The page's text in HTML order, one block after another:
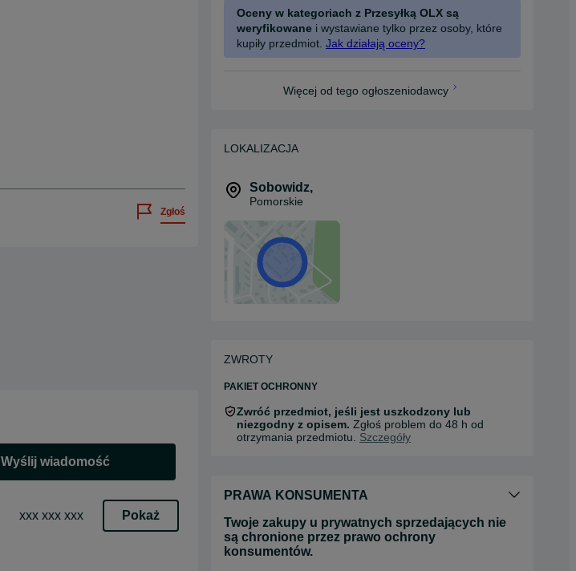
Zgłoś
Wyślij wiadomość
xxx xxx xxx Pokaż
Oceny w kategoriach z Przesyłką OLX są
weryfikowane i wystawiane tylko przez osoby, które
kupiły przedmiot. Jak działają oceny?
Więcej od tego ogłoszeniodawcy
LOKALIZACJA
Sobowidz,
Pomorskie
ZWROTY
PAKIET OCHRONNY
Zwróć przedmiot, jeśli jest uszkodzony lub
niezgodny z opisem. Zgłoś problem do 48 h od
otrzymania przedmiotu. Szczegóły
PRAWA KONSUMENTA
Twoje zakupy u prywatnych sprzedających nie
są chronione przez prawo ochrony
konsumentów.